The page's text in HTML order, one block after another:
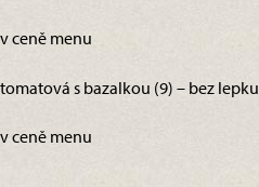
v ceně menu
tomatová s bazalkou (9) – bez lepku
v ceně menu